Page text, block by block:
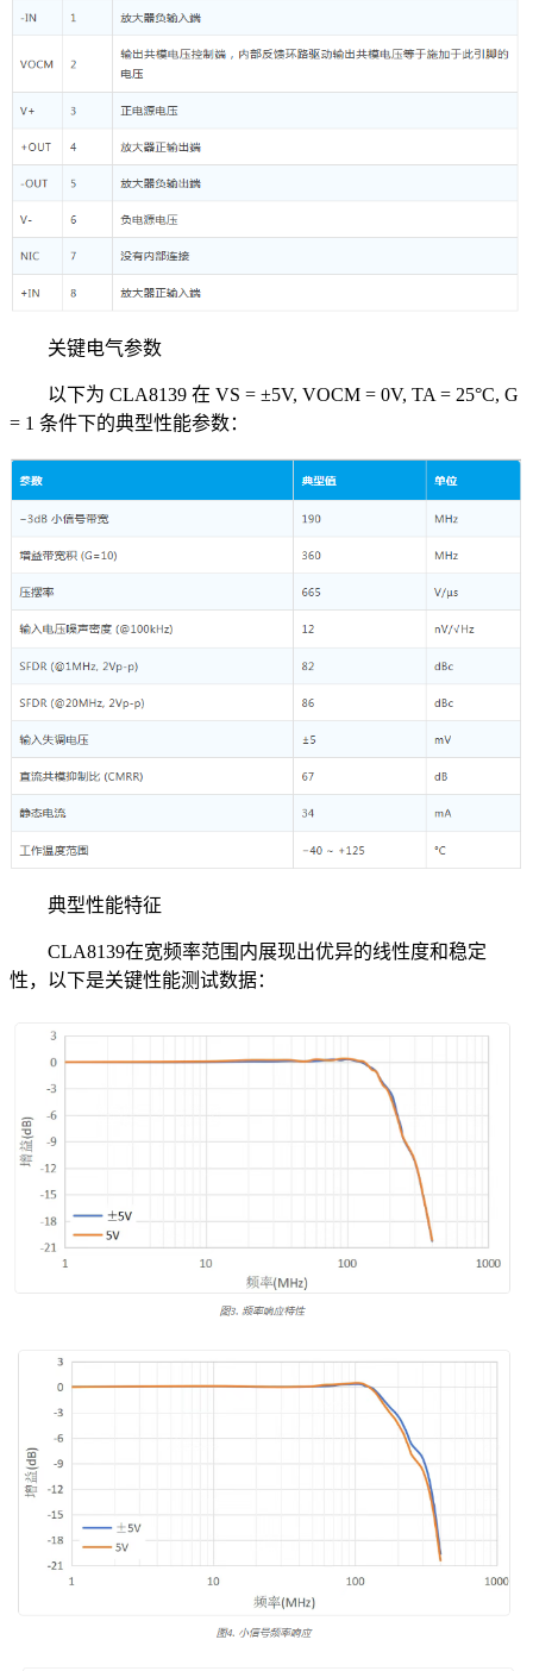
关键电气参数
以下为 CLA8139 在 VS = ±5V, VOCM = 0V, TA = 25°C, G
= 1 条件下的典型性能参数：
典型性能特征
CLA8139在宽频率范围内展现出优异的线性度和稳定
性，以下是关键性能测试数据：